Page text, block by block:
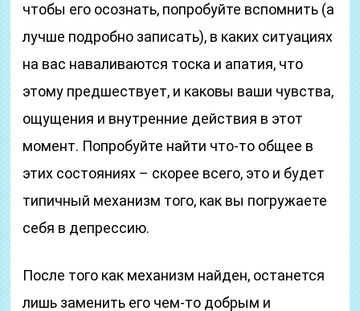
чтобы его осознать, попробуйте вспомнить (а
лучше подробно записать), в каких ситуациях
на вас наваливаются тоска и апатия, что
этому предшествует, и каковы ваши чувства,
ощущения и внутренние действия в этот
момент. Попробуйте найти что-то общее в
этих состояниях – скорее всего, это и будет
типичный механизм того, как вы погружаете
себя в депрессию.
После того как механизм найден, останется
лишь заменить его чем-то добрым и